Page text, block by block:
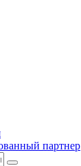
партнер